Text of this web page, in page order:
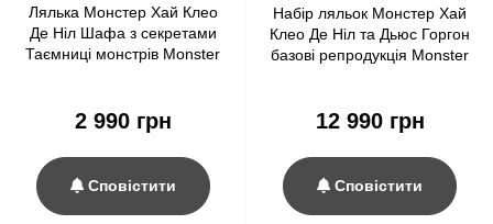
Лялька Монстер Хай Клео
Де Ніл Шафа з секретами
Таємниці монстрів Monster
Mysteries (HXH86)
2 990 грн
Сповістити
Набір ляльок Монстер Хай
Клео Де Ніл та Дьюс Горгон
базові репродукція Monster
Creeproduction G1 (HRP86)
12 990 грн
Сповістити